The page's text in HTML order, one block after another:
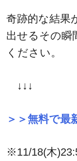
奇跡的な結果
出せるその瞬
ください。
↓↓↓
＞＞無料で最
※11/18(木